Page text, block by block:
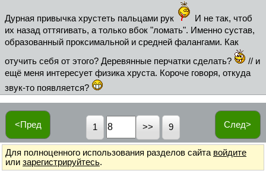
Дурная привычка хрустеть пальцами рук
И не так, чтоб
их назад оттягивать, а только вбок "ломать". Именно сустав,
образованный проксимальной и средней фалангами. Как
отучить себя от этого? Деревянные перчатки сделать?
// и
ещё меня интересует физика хруста. Короче говоря, откуда
звук-то появляется?
<Пред След>
1 9
Для полноценного использования разделов сайта войдите
или зарегистрируйтесь.